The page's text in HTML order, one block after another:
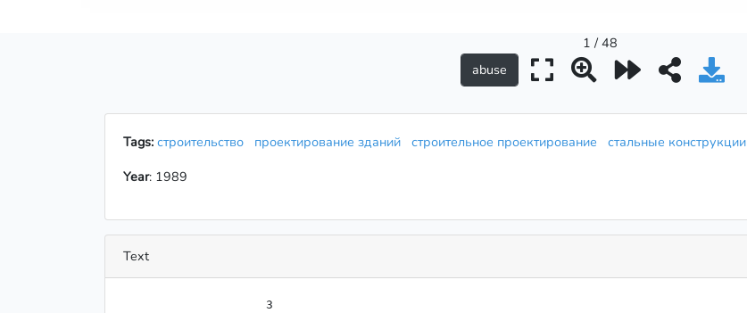
1 / 48
Tags: строительство проектирование зданий строительное проектирование
стальные конструкции
Year: 1989
Text